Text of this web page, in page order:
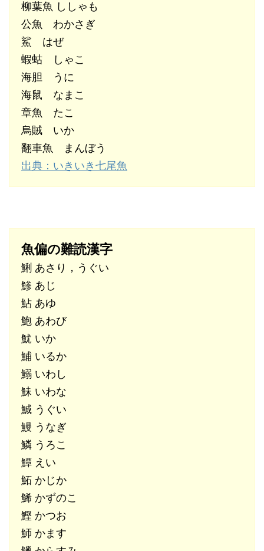
柳葉魚 ししゃも
公魚 わかさぎ
鯊 はぜ
蝦蛄 しゃこ
海胆 うに
海鼠 なまこ
章魚 たこ
烏賊 いか
翻車魚 まんぼう
出典：いきいき七尾魚
魚偏の難読漢字
鯏 あさり，うぐい
鯵 あじ
鮎 あゆ
鮑 あわび
魷 いか
鯆 いるか
鰯 いわし
鮇 いわな
鯎 うぐい
鰻 うなぎ
鱗 うろこ
鱏 えい
鮖 かじか
鯑 かずのこ
鰹 かつお
魳 かます